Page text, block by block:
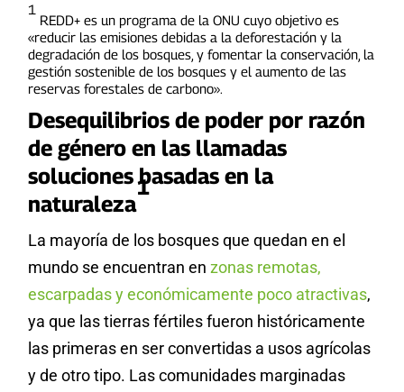
1
REDD+ es un programa de la ONU cuyo objetivo es
«reducir las emisiones debidas a la deforestación y la
degradación de los bosques, y fomentar la conservación, la
gestión sostenible de los bosques y el aumento de las
reservas forestales de carbono».
Desequilibrios de poder por razón
de género en las llamadas
soluciones basadas en la
naturaleza
1
La mayoría de los bosques que quedan en el
mundo se encuentran enzonas remotas,
escarpadas y económicamente poco atractivas,
ya que las tierras fértiles fueron históricamente
las primeras en ser convertidas a usos agrícolas
y de otro tipo. Las comunidades marginadas